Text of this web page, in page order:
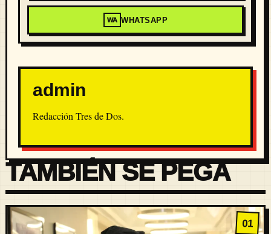
WA WHATSAPP
admin
Redacción Tres de Dos.
TAMBIÉN SE PEGA
01